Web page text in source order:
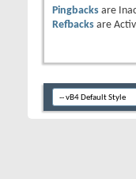
Pingbacks are
Refbacks are Activ